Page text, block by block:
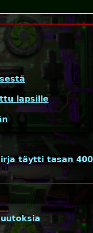
lapsille
täytti tasan